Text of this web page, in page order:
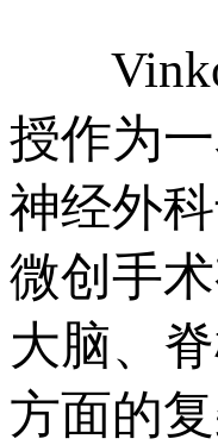
Vinko
授作为
神经外
微创手
大脑、
方面的